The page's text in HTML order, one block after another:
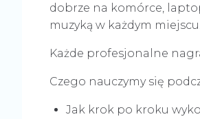
dobrze na komórce,
muzyką w każdym miejscu.
Każde profesjonalne
Czego nauczymy się
Jak krok po kroku